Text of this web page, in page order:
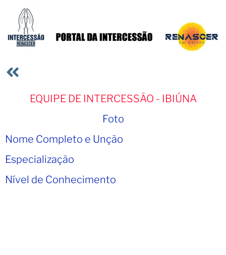
EQUIPE DE INTERCESSÃO - IBIÚNA
Foto
Nome Completo e Unção
Especialização
Nível de Conhecimento